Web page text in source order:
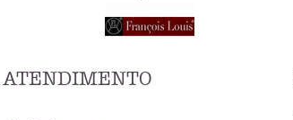
ATENDIMENTO